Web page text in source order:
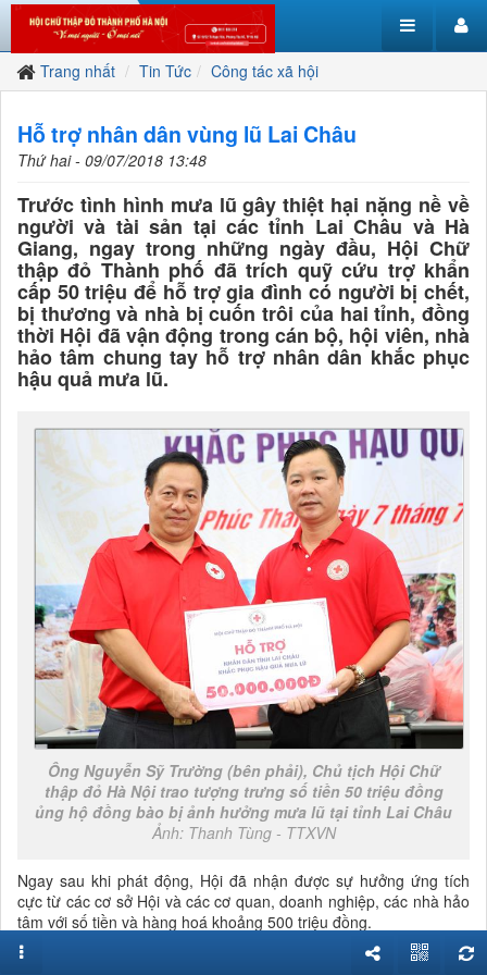
Trang nhất Tin Tức Công tác xã hội
Hỗ trợ nhân dân vùng lũ Lai Châu
Thứ hai - 09/07/2018 13:48
Trước tình hình mưa lũ gây thiệt hại nặng nề về
người và tài sản tại các tỉnh Lai Châu và Hà
Giang, ngay trong những ngày đầu, Hội Chữ
thập đỏ Thành phố đã trích quỹ cứu trợ khẩn
cấp 50 triệu để hỗ trợ gia đình có người bị chết,
bị thương và nhà bị cuốn trôi của hai tỉnh, đồng
thời Hội đã vận động trong cán bộ, hội viên, nhà
hảo tâm chung tay hỗ trợ nhân dân khắc phục
hậu quả mưa lũ.
Ông Nguyễn Sỹ Trường (bên phải), Chủ tịch Hội Chữ
thập đỏ Hà Nội trao tượng trưng số tiền 50 triệu đồng
ủng hộ đồng bào bị ảnh hưởng mưa lũ tại tỉnh Lai Châu
Ảnh: Thanh Tùng - TTXVN
Ngay sau khi phát động, Hội đã nhận được sự hưởng ứng tích
cực từ các cơ sở Hội và các cơ quan, doanh nghiệp, các nhà hảo
tâm với số tiền và hàng hoá khoảng 500 triệu đồng.